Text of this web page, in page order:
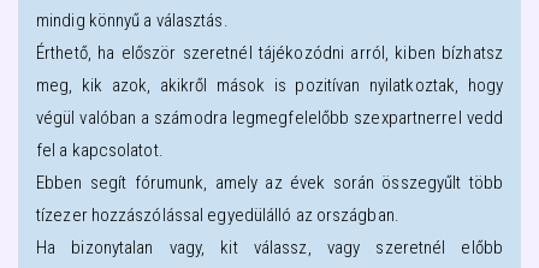
mindig könnyű a választás.
Érthető, ha először szeretnél tájékozódni arról, kiben bízhatsz
meg, kik azok, akikről mások is pozitívan nyilatkoztak, hogy
végül valóban a számodra legmegfelelőbb szexpartnerrel vedd
fel a kapcsolatot.
Ebben segít fórumunk, amely az évek során összegyűlt több
tízezer hozzászólással egyedülálló az országban.
Ha bizonytalan vagy, kit válassz, vagy szeretnél előbb